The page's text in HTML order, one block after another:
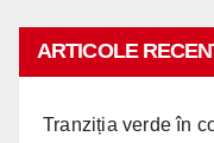
ARTICOLE
Tranziția verde în